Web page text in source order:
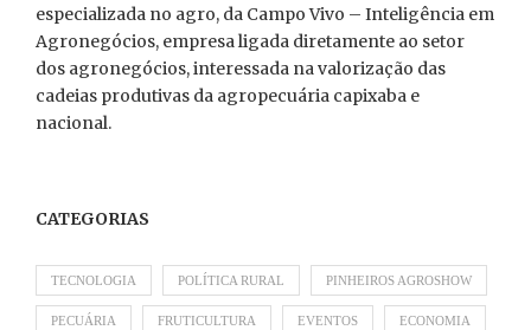
especializada no agro, da Campo Vivo – Inteligência em
Agronegócios, empresa ligada diretamente ao setor
dos agronegócios, interessada na valorização das
cadeias produtivas da agropecuária capixaba e
nacional.
CATEGORIAS
TECNOLOGIA POLÍTICA RURAL PINHEIROS AGROSHOW
PECUÁRIA FRUTICULTURA EVENTOS ECONOMIA